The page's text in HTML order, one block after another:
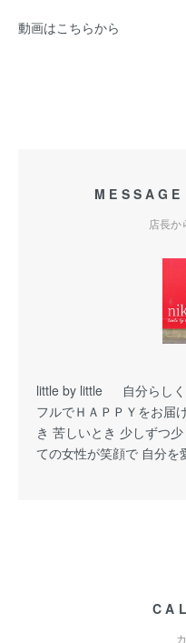
動画はこちらから
店長か
little by little 自分らしく
フルでＨＡＰＰＹをお届
き 苦しいとき 少しずつ
ての女性が笑顔で 自分を